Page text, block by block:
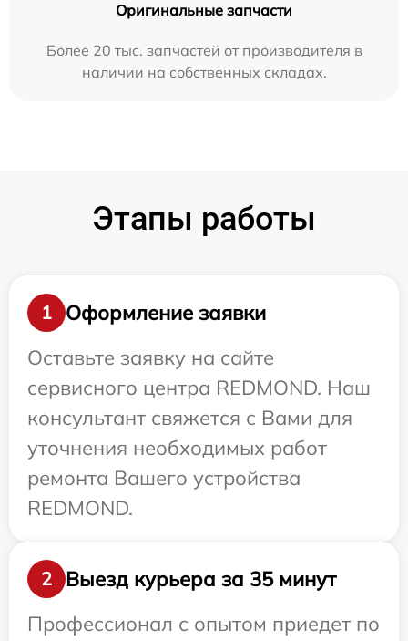
Оригинальные запчасти
Более 20 тыс. запчастей от производителя в
наличии на собственных складах.
Этапы работы
1
Оформление заявки
Оставьте заявку на сайте
сервисного центра REDMOND. Наш
консультант свяжется с Вами для
уточнения необходимых работ
ремонта Вашего устройства
REDMOND.
2
Выезд курьера за 35 минут
Профессионал с опытом приедет по